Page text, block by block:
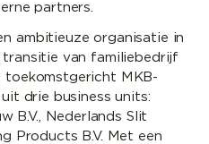
partners.
ambitieuze organisatie in
van familiebedrijf
toekomstgericht MKB-
drie business units:
B.V., Nederlands Slit
Products B.V. Met een